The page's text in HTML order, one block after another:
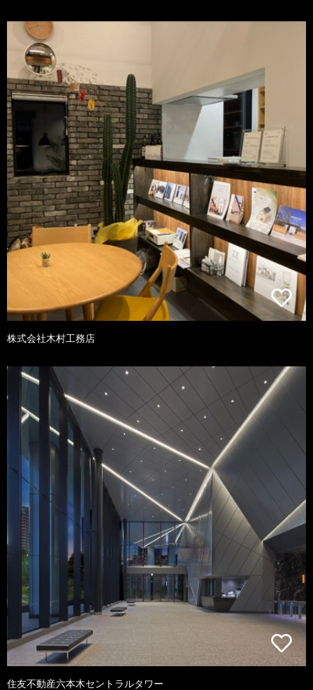
株式会社木村工務店
住友不動産六本木セントラルタワー